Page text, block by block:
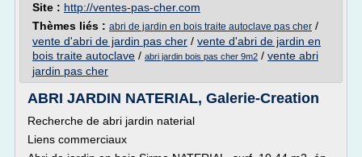
Site : http://ventes-pas-cher.com
Thèmes liés : abri de jardin en bois traite autoclave pas cher /
vente d'abri de jardin pas cher / vente d'abri de jardin en
bois traite autoclave / abri jardin bois pas cher 9m2 / vente abri
jardin pas cher
ABRI JARDIN NATERIAL, Galerie-Creation
Recherche de abri jardin naterial
Liens commerciaux